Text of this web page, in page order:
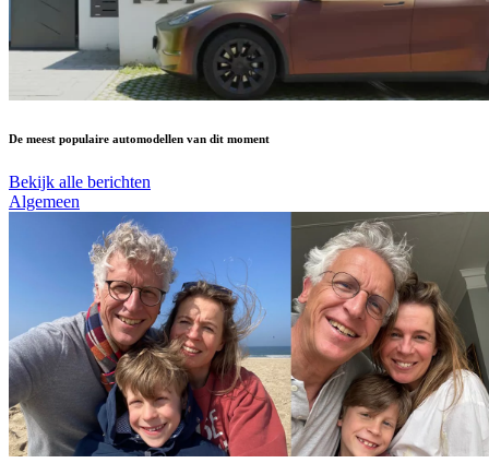
De meest populaire automodellen van dit moment
Bekijk alle berichten
Algemeen